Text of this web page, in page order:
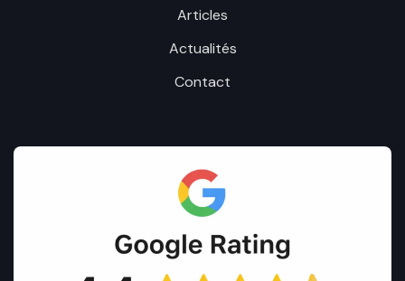
Articles
Actualités
Contact